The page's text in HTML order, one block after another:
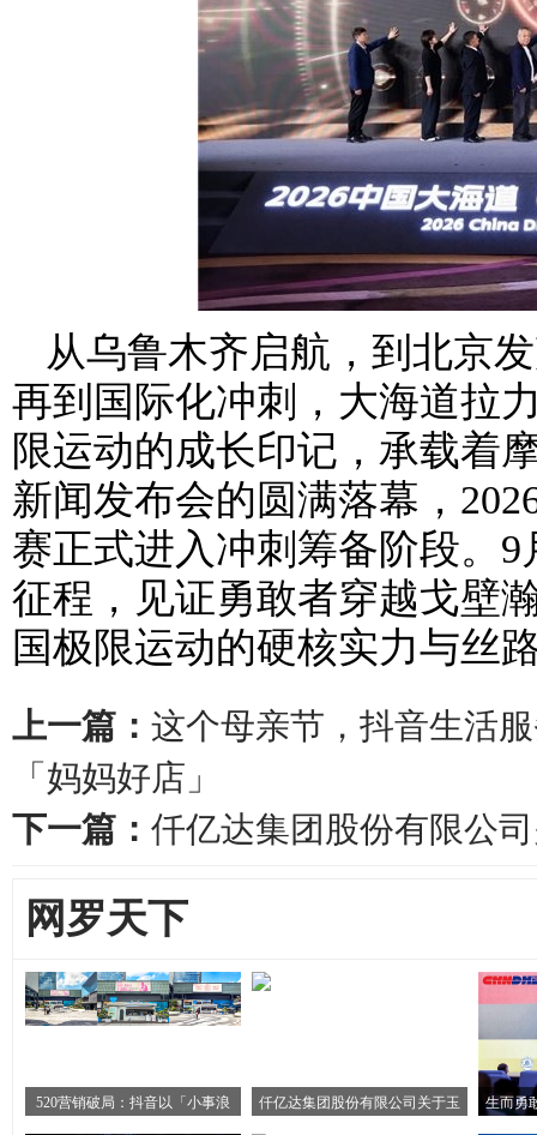
从乌鲁木齐启航，到北京
再到国际化冲刺，大海道拉
限运动的成长印记，承载着
新闻发布会的圆满落幕，
赛正式进入冲刺筹备阶段。
征程，见证勇敢者穿越戈壁
国极限运动的硬核实力与丝
上一篇： 这个母亲节，抖音生活
「妈妈好店」
下一篇： 仟亿达集团股份有限公
网罗天下
520营销破局：抖音以「小事浪 仟亿达集团股份有限公司关于玉 生而勇